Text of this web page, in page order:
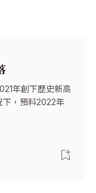
年創下歷史新高
下，預料2022年